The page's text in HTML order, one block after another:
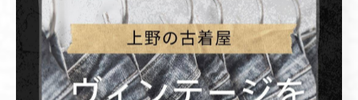
ズボン
Tシャツ
バイク